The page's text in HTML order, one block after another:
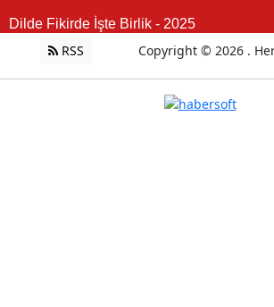
Dilde Fikirde İşte Birlik - 2025
RSS Copyright © 2026 . Her